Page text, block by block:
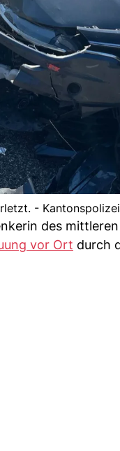
-
des
vor Ort durch